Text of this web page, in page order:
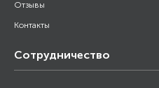
Отзывы
Контакты
Сотрудничество